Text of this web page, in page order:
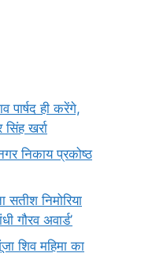
पार्षद ही करेंगे,
खर्रा
निकाय प्रकोष्ठ
निमोरिया
गौरव अवार्ड’
शिव महिमा का